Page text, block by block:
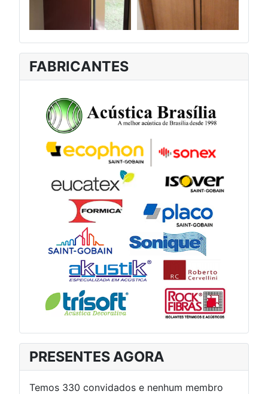
FABRICANTES
PRESENTES AGORA
Temos 330 convidados e nenhum membro